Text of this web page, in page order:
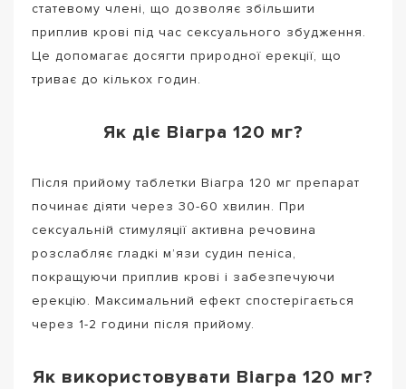
статевому члені, що дозволяє збільшити
приплив крові під час сексуального збудження.
Це допомагає досягти природної ерекції, що
триває до кількох годин.
Як діє Віагра 120 мг?
Після прийому таблетки Віагра 120 мг препарат
починає діяти через 30-60 хвилин. При
сексуальній стимуляції активна речовина
розслабляє гладкі м’язи судин пеніса,
покращуючи приплив крові і забезпечуючи
ерекцію. Максимальний ефект спостерігається
через 1-2 години після прийому.
Як використовувати Віагра 120 мг?